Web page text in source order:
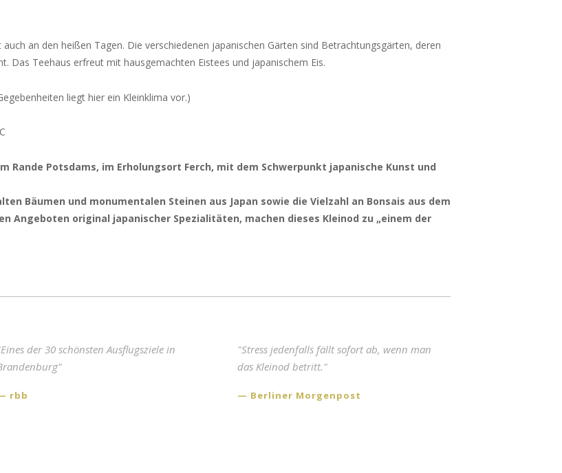
an den heißen Tagen. Die verschiedenen japanischen Gärten sind Betrachtungsgärten, deren
Das Teehaus erfreut mit hausgemachten Eistees und japanischem Eis.
liegt hier ein Kleinklima vor.)
Rande Potsdams, im Erholungsort Ferch, mit dem Schwerpunkt japanische Kunst und
Bäumen und monumentalen Steinen aus Japan sowie die Vielzahl an Bonsais aus dem
Angeboten original japanischer Spezialitäten, machen dieses Kleinod zu „einem der
der 30 schönsten Ausflugsziele in
rbb
"Einer der 15 schönsten Parks und Gärten in
Berlin und Brandenburg."
rbb
"Stress jedenfalls fällt sofort ab, wenn man
das Kleinod betritt."
Berliner Morgenpost